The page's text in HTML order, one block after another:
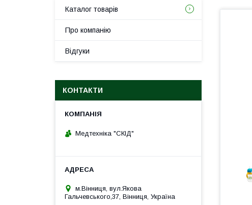
Каталог товарів
Про компанію
Відгуки
КОНТАКТИ
Медтехніка "СКІД"
м.Вінниця, вул.Якова
Гальчевського,37, Вінниця, Україна